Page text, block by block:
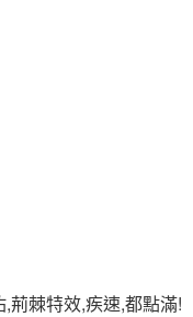
荊棘特效,疾速,都點滿!